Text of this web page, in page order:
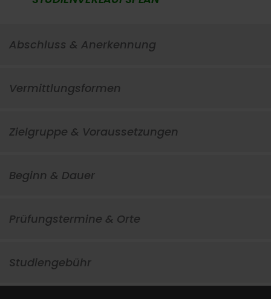
Abschluss & Anerkennung
Vermittlungsformen
Zielgruppe & Voraussetzungen
Beginn & Dauer
Prüfungstermine & Orte
Studiengebühr